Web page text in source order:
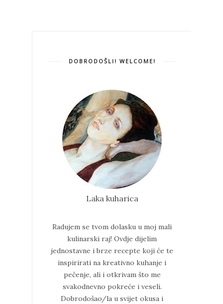
DOBRODOŠLI! WELCOME!
Laka kuharica
Radujem se tvom dolasku u moj mali
kulinarski raj! Ovdje dijelim
jednostavne i brze recepte koji će te
inspirirati na kreativno kuhanje i
pečenje, ali i otkrivam što me
svakodnevno pokreće i veseli.
Dobrodošao/la u svijet okusa i